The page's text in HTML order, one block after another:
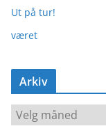
Ut på tur!
været
Arkiv
A